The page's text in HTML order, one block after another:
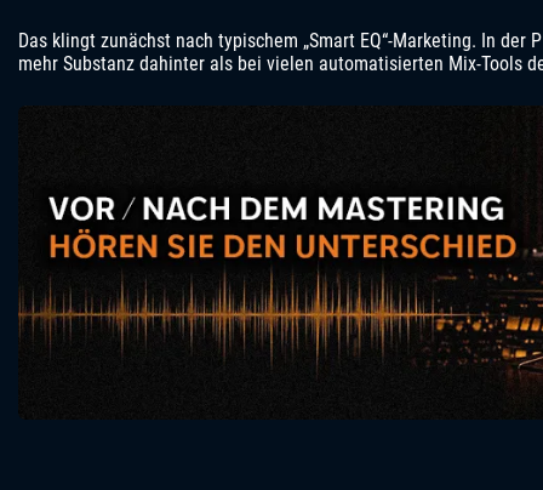
Das klingt zunächst nach typischem „Smart EQ“-Marketing. In der
mehr Substanz dahinter als bei vielen automatisierten Mix-Tools